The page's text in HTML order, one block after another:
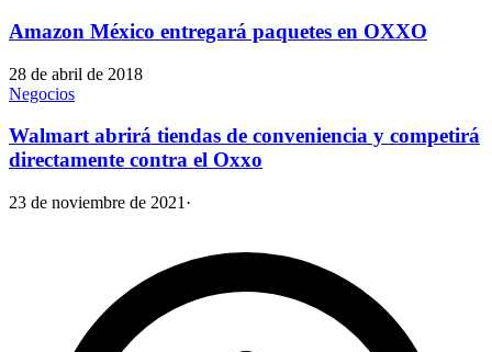
Amazon México entregará paquetes en OXXO
28 de abril de 2018
Negocios
Walmart abrirá tiendas de conveniencia y competirá
directamente contra el Oxxo
23 de noviembre de 2021 ·